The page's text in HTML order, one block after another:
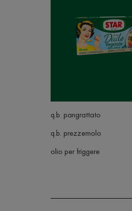
q.b. pangrattato
q.b. prezzemolo
olio per friggere